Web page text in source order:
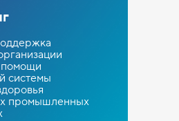
помощи
системы
промышленных